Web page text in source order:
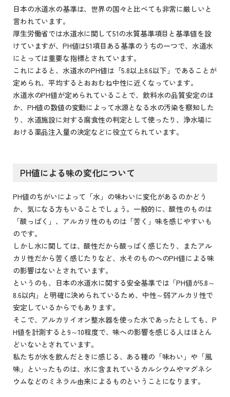
日本の水道水の基準は、世界の国々と比べても非常に厳しいと
言われています。
厚生労働省では水道水に関して51の水質基準項目と基準値を設
けていますが、PH値は51項目ある基準のうちの一つで、水道水
にとっては重要な指標とされています。
これによると、水道水のPH値は「5.8以上8.6以下」であることが
定められ、平均するとおおむね中性に近くなっています。
水道水のPH値が定められていることで、飲料水の品質安定のほ
か、PH値の数値の変動によって水源となる水の汚染を察知した
り、水道施設に対する腐食性の判定として使ったり、浄水場に
おける薬品注入量の決定などに役立てられています。
PH値による味の変化について
PH値のちがいによって「水」の味わいに変化があるのかどう
か、気になる方もいることでしょう。一般的に、酸性のものは
「酸っぱく」、アルカリ性のものは「苦く」味を感じやすいも
のです。
しかし水に関しては、酸性だから酸っぱく感じたり、またアル
カリ性だから苦く感じたりなど、水そのものへのPH値による味
の影響はないとされています。
というのも、日本の水道水に関する安全基準では「PH値が5.8～
8.6以内」と明確に決められているため、中性～弱アルカリ性で
安定しているからでもあります。
そこで、アルカリイオン整水器を使った水であったとしても、P
H値を計測すると9～10程度で、味への影響を感じる人はほとん
どいないとされています。
私たちが水を飲んだときに感じる、ある種の「味わい」や「風
味」といったものは、水に含まれているカルシウムやマグネシ
ウムなどのミネラル由来によるものということになります。